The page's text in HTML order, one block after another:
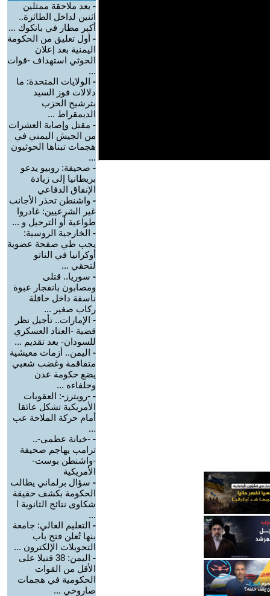
- بعد ملاحقة ممثلين
اثنين لداخل الطائرة..
أكبر مطار في بانكوك ...
- أول تعليق من الحكومة
اليمنية بعد إعلان
الحوثي استهداف -قوات
...
- الولايات المتحدة: ما
دلالات فوز السيد
بترشيح الحزب
الديمقراط ...
- مقتل وإصابة العشرات
من الجيش اليمني في
هجمات تبناها الحوثيون
...
- صحيفة: روبيو يدعو
بريطانيا إلى زيادة
الإنفاق الدفاعي
- واشنطن تحذر الأجانب
غير الشرعيين: غادروا
طواعية أو الترحيل و ...
- الخارجية الروسية:
يجب طي صفحة عضوية
أوكرانيا في الناتو
لتحقي ...
- سوريا.. قتلى
ومصابون بانفجار عبوة
ناسفة داخل حافلة
ركاب صغير ...
- الإمارات.. تأجيل نظر
قضية -العتاد العسكري
للسودان- بعد تقديم ...
- اليمن.. أزمات معيشية
متفاقمة وغضب شعبي
يضع حكومة عدن
وحلفاءه ...
- -رويترز-: العقوبات
الأمريكية تشكل عائقا
أمام حركة الملاحة عب
...
- -خيانة عظمى-..
ترامب يهاجم صحيفة
-واشنطن بوست-
الأمريكية
- سؤال برلماني يطالب
الحكومة بكشف حقيقة
شكاوى نتائج الثانوية ا
...
- التعليم العالي: جامعة
بنها تُعلن فتح باب
التحويلات الإلكترون ...
-
اليمن: 38 قتيلا على
الأقل من القوات
الحكومية في هجمات
صاروخي ...